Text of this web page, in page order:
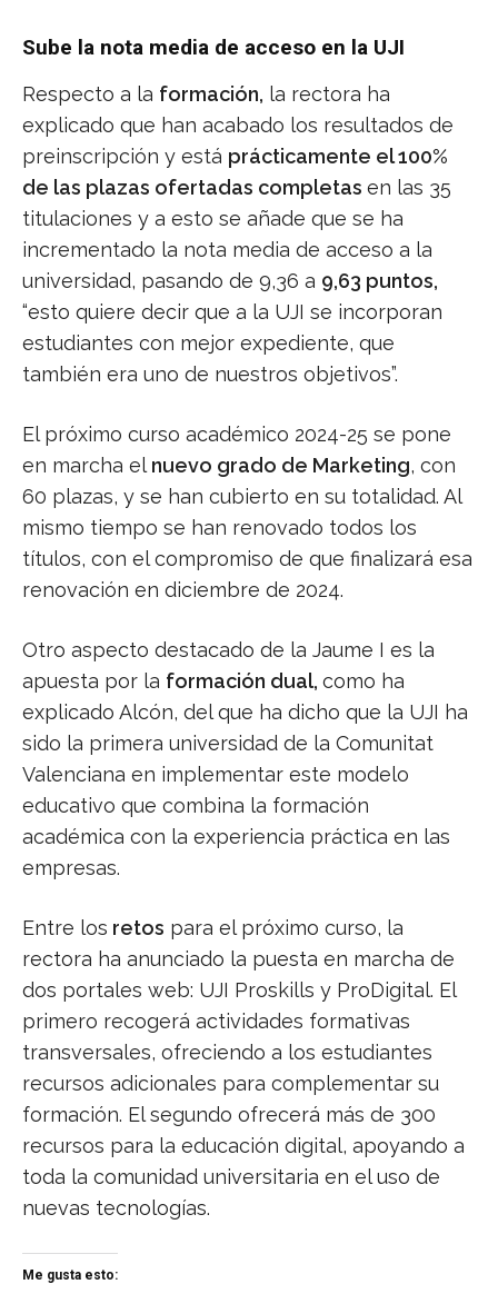
Sube la nota media de acceso en la UJI
Respecto a la formación, la rectora ha
explicado que han acabado los resultados de
preinscripción y está prácticamente el 100%
de las plazas ofertadas completas en las 35
titulaciones y a esto se añade que se ha
incrementado la nota media de acceso a la
universidad, pasando de 9,36 a 9,63 puntos,
“esto quiere decir que a la UJI se incorporan
estudiantes con mejor expediente, que
también era uno de nuestros objetivos”.
El próximo curso académico 2024-25 se pone
en marcha el nuevo grado de Marketing, con
60 plazas, y se han cubierto en su totalidad. Al
mismo tiempo se han renovado todos los
títulos, con el compromiso de que finalizará esa
renovación en diciembre de 2024.
Otro aspecto destacado de la Jaume I es la
apuesta por la formación dual, como ha
explicado Alcón, del que ha dicho que la UJI ha
sido la primera universidad de la Comunitat
Valenciana en implementar este modelo
educativo que combina la formación
académica con la experiencia práctica en las
empresas.
Entre los retos para el próximo curso, la
rectora ha anunciado la puesta en marcha de
dos portales web: UJI Proskills y ProDigital. El
primero recogerá actividades formativas
transversales, ofreciendo a los estudiantes
recursos adicionales para complementar su
formación. El segundo ofrecerá más de 300
recursos para la educación digital, apoyando a
toda la comunidad universitaria en el uso de
nuevas tecnologías.
Me gusta esto: